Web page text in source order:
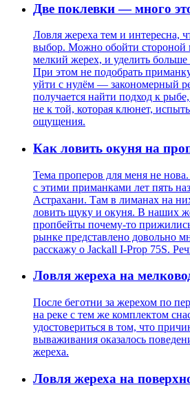
Две поклевки — много
Ловля жереха тем и интересна,
выбор. Можно обойти стороной
мелкий жерех, и уделить
При этом не подобрать
уйти с нулём — закономерный
получается найти подход к
не к той, которая клюнет,
ощущения.
Как ловить окуня на
Тема проперов для меня не
с этими приманками лет пять
Астрахани. Там в лиманах на
ловить щуку и окуня. В наших
пропбейты почему-то
рынке представлено довольно
расскажу о Jackall I-Prop 75S.
Ловля жереха на
После беготни за жерехом по
на реке с тем же комплектом
удостовериться в том, что
вываживания оказалось
жереха.
Ловля жереха на